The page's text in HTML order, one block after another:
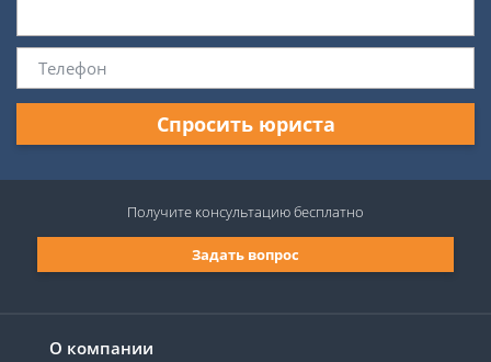
Спросить юриста
О компании
Задать вопрос
Получите консультациюбесплатно